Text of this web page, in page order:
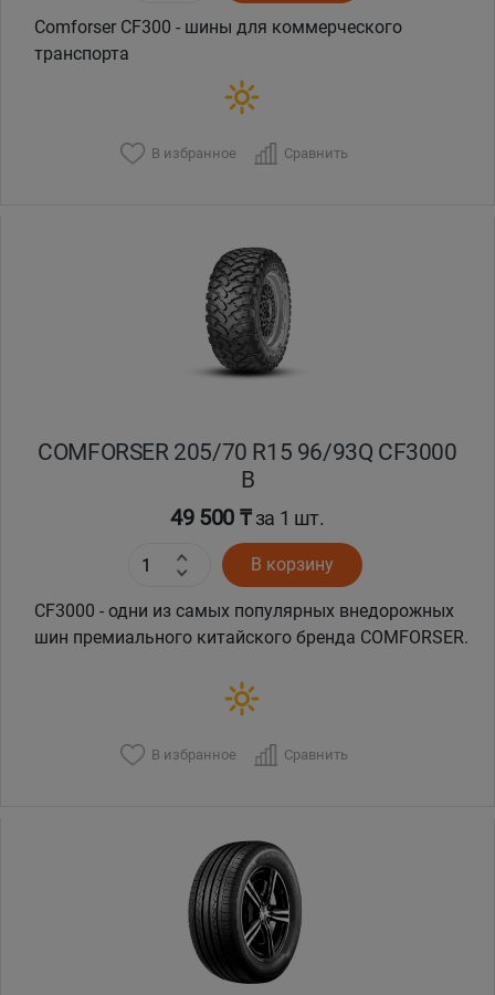
Comforser CF300 - шины для коммерческого
транспорта
В избранное Сравнить
COMFORSER 205/70 R15 96/93Q CF3000
B
49 500 ₸за 1 шт.
В корзину
CF3000 - одни из самых популярных внедорожных
шин премиального китайского бренда COMFORSER.
В избранное Сравнить